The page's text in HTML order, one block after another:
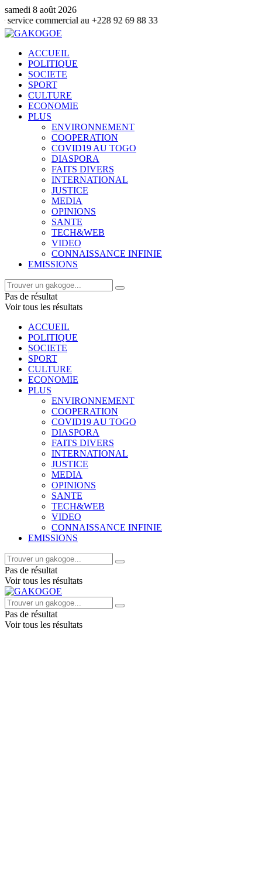
samedi 8 août 2026
au +228 92 69 88 33
ACCUEIL
POLITIQUE
SOCIETE
SPORT
CULTURE
ECONOMIE
PLUS
ENVIRONNEMENT
COOPERATION
COVID19 AU TOGO
DIASPORA
FAITS DIVERS
INTERNATIONAL
JUSTICE
MEDIA
OPINIONS
SANTE
TECH&WEB
VIDEO
CONNAISSANCE INFINIE
EMISSIONS
Pas de résultat
Voir tous les résultats
ACCUEIL
POLITIQUE
SOCIETE
SPORT
CULTURE
ECONOMIE
PLUS
ENVIRONNEMENT
COOPERATION
COVID19 AU TOGO
DIASPORA
FAITS DIVERS
INTERNATIONAL
JUSTICE
MEDIA
OPINIONS
SANTE
TECH&WEB
VIDEO
CONNAISSANCE INFINIE
EMISSIONS
Pas de résultat
Voir tous les résultats
Pas de résultat
Voir tous les résultats